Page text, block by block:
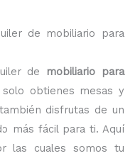
de mobiliario para
de
mobiliario para
obtienes mesas y
disfrutas de un
más fácil para ti. Aquí
las cuales somos tu